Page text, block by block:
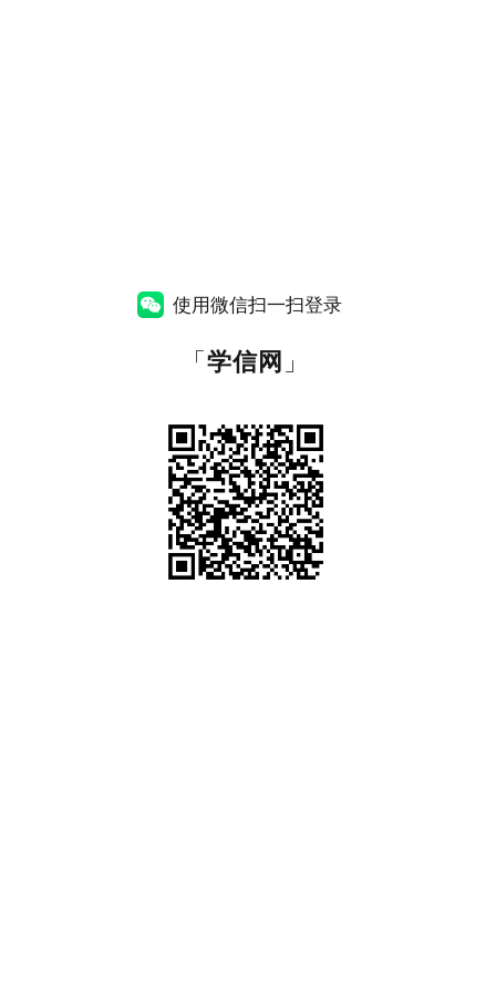
使用微信扫一扫登录
「学信网 」